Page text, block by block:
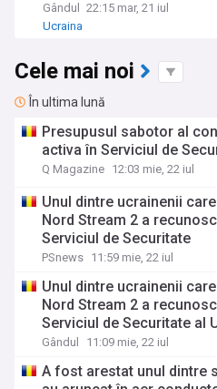
Gândul
22:15 mar, 21 iul
Ucraina
Cele mai noi
În ultima lună
Presupusul sabotor al
activa în Serviciul de
Q Magazine 12:03 mie, 22 iul
Unul dintre ucrainenii
Nord Stream 2 a
Serviciul de Securitate
PSnews 11:59 mie, 22 iul
Unul dintre ucrainenii
Nord Stream 2 a
Serviciul de Securitate al
Gândul 11:09 mie, 22 iul
A fost arestat unul dintre